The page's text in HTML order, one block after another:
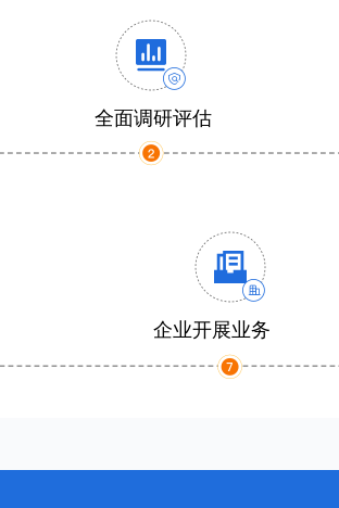
全面调研评估
企业开展业务